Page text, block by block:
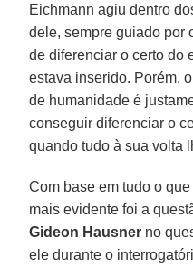
Eichmann agiu dentro
dele, sempre guiado por
de diferenciar o certo do
estava inserido. Porém,
de humanidade é
conseguir diferenciar o
quando tudo à sua volta
Com base em tudo o
mais evidente foi a
Gideon Hausner no
ele durante o